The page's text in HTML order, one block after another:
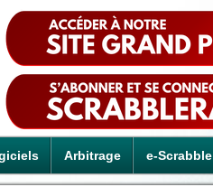
Arbitrage e-Scrabble